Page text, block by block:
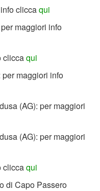
cliccaqui
maggiori info
cliccaqui
maggiori info
(AG): per maggiori
(AG): per maggiori
cliccaqui
di Capo Passero